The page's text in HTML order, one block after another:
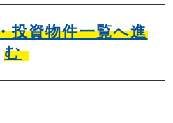
投資物件一覧へ進
む